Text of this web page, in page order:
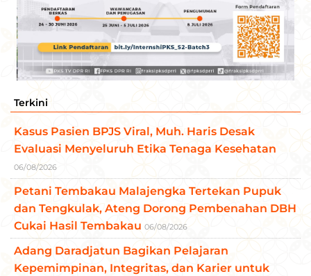
Terkini
Kasus Pasien BPJS Viral, Muh. Haris Desak
Evaluasi Menyeluruh Etika Tenaga Kesehatan
06/08/2026
Petani Tembakau Malajengka Tertekan Pupuk
dan Tengkulak, Ateng Dorong Pembenahan DBH
Cukai Hasil Tembakau 06/08/2026
Adang Daradjatun Bagikan Pelajaran
Kepemimpinan, Integritas, dan Karier untuk